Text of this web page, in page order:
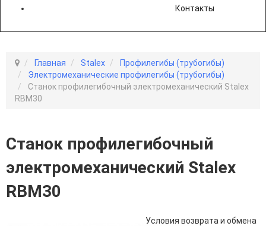
Контакты
Главная Stalex
Профилегибы (трубогибы)
Электромеханические профилегибы (трубогибы)
Станок профилегибочный электромеханический Stalex
RBM30
Станок профилегибочный
электромеханический Stalex
RBM30
Условия возврата и обмена